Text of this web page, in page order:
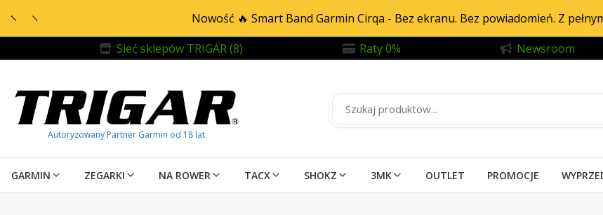
Nowość 🔥 Smart Band Garmin Cirqa - Bez ekranu. Bez powiadomień. Z
Sieć sklepów TRIGAR (8)
Raty 0% Newsroom
GARMIN ZEGARKI NA ROWER TACX SHOKZ 3MK OUTLET PROMOCJE